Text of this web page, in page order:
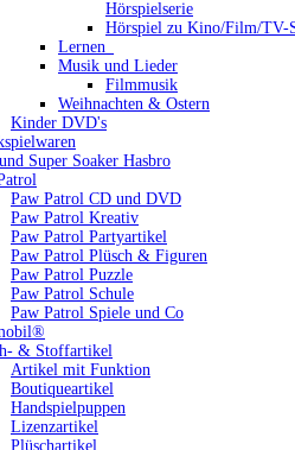
Hörspielserie
Hörspiel zu Kino/Film/TV-
Lernen_
Musik und Lieder
Filmmusik
Weihnachten & Ostern
Kinder DVD's
Super Soaker Hasbro
Paw Patrol CD und DVD
Paw Patrol Kreativ
Paw Patrol Partyartikel
Paw Patrol Plüsch & Figuren
Paw Patrol Puzzle
Paw Patrol Schule
Paw Patrol Spiele und Co
& Stoffartikel
Artikel mit Funktion
Boutiqueartikel
Handspielpuppen
Lizenzartikel
Plüschartikel